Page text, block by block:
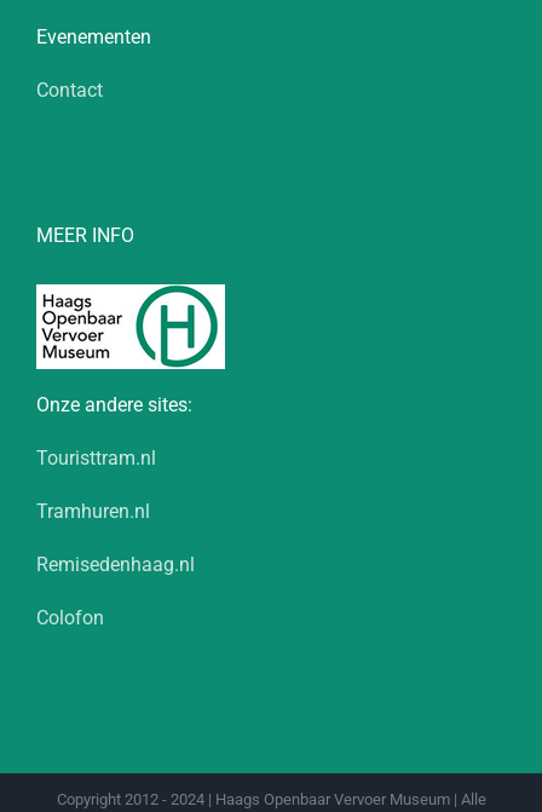
Evenementen
Contact
MEER INFO
Onze andere sites:
Touristtram.nl
Tramhuren.nl
Remisedenhaag.nl
Colofon
Copyright 2012 - 2024 | Haags Openbaar Vervoer Museum | Alle